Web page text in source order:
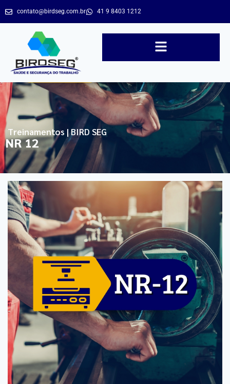
contato@birdseg.com.br 41 9 8403 1212
Treinamentos | BIRD SEG
NR 12